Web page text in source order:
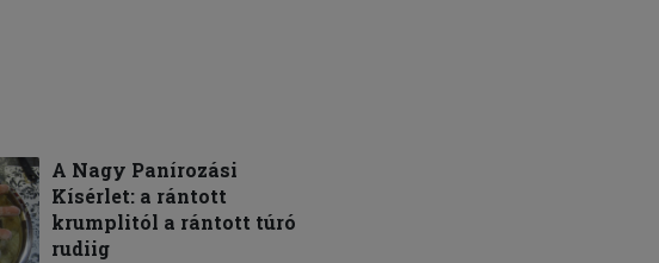
A Nagy Panírozási
Kísérlet: a rántott
krumplitól a rántott túró
rudiig